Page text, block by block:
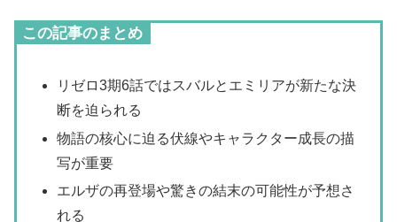
この記事のまとめ
リゼロ3期6話ではスバルとエミリアが新たな決
断を迫られる
物語の核心に迫る伏線やキャラクター成長の描
写が重要
エルザの再登場や驚きの結末の可能性が予想さ
れる